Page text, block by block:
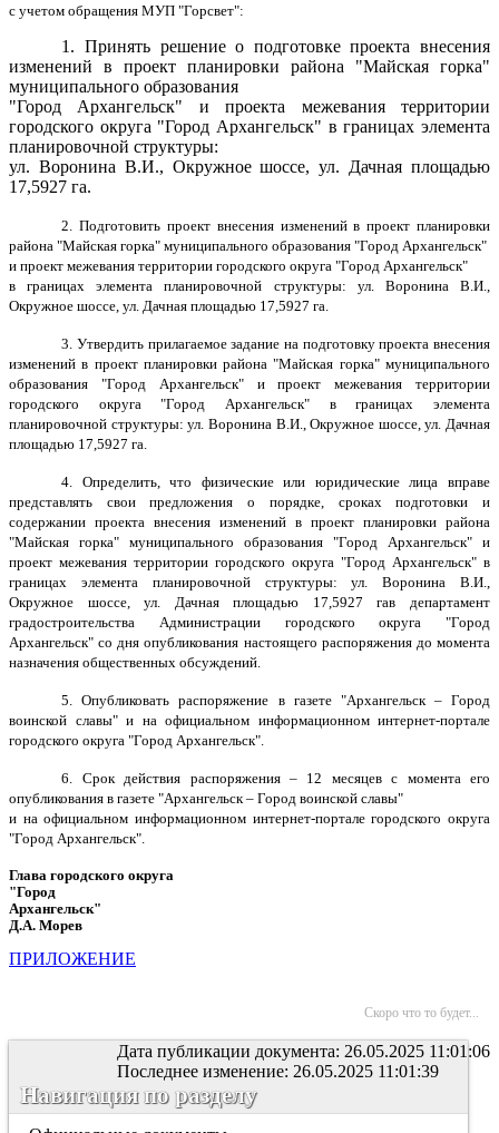
с учетом обращения МУП "Горсвет":
1. Принять решение о подготовке проекта внесения
изменений в проект планировки района "Майская горка"
муниципального образования
"Город Архангельск" и проекта межевания территории
городского округа "Город Архангельск" в границах элемента
планировочной структуры:
ул. Воронина В.И., Окружное шоссе, ул. Дачная площадью
17,5927 га.
2. Подготовить проект внесения изменений в проект планировки
района "Майская горка" муниципального образования "Город Архангельск"
и проект межевания территории городского округа "Город Архангельск"
в границах элемента планировочной структуры: ул. Воронина В.И.,
Окружное шоссе, ул. Дачная площадью 17,5927 га.
3. Утвердить прилагаемое задание на подготовку проекта внесения
изменений в проект планировки района "Майская горка" муниципального
образования "Город Архангельск" и проект межевания территории
городского округа "Город Архангельск" в границах элемента
планировочной структуры: ул. Воронина В.И., Окружное шоссе, ул. Дачная
площадью 17,5927 га.
4. Определить, что физические или юридические лица вправе
представлять свои предложения о порядке, сроках подготовки и
содержании проекта внесения изменений в проект планировки района
"Майская горка" муниципального образования "Город Архангельск" и
проект межевания территории городского округа "Город Архангельск" в
границах элемента планировочной структуры: ул. Воронина В.И.,
Окружное шоссе, ул. Дачная площадью 17,5927 гав департамент
градостроительства Администрации городского округа "Город
Архангельск" со дня опубликования настоящего распоряжения до момента
назначения общественных обсуждений.
5. Опубликовать распоряжение в газете "Архангельск – Город
воинской славы" и на официальном информационном интернет-портале
городского округа "Город Архангельск".
6. Срок действия распоряжения – 12 месяцев с момента его
опубликования в газете "Архангельск – Город воинской славы"
и на официальном информационном интернет-портале городского округа
"Город Архангельск".
Глава городского округа
"Город
Архангельск"
Д.А. Морев
ПРИЛОЖЕНИЕ
Скоро что то будет...
Дата публикации документа: 26.05.2025 11:01:06
Последнее изменение: 26.05.2025 11:01:39
Навигация по разделу